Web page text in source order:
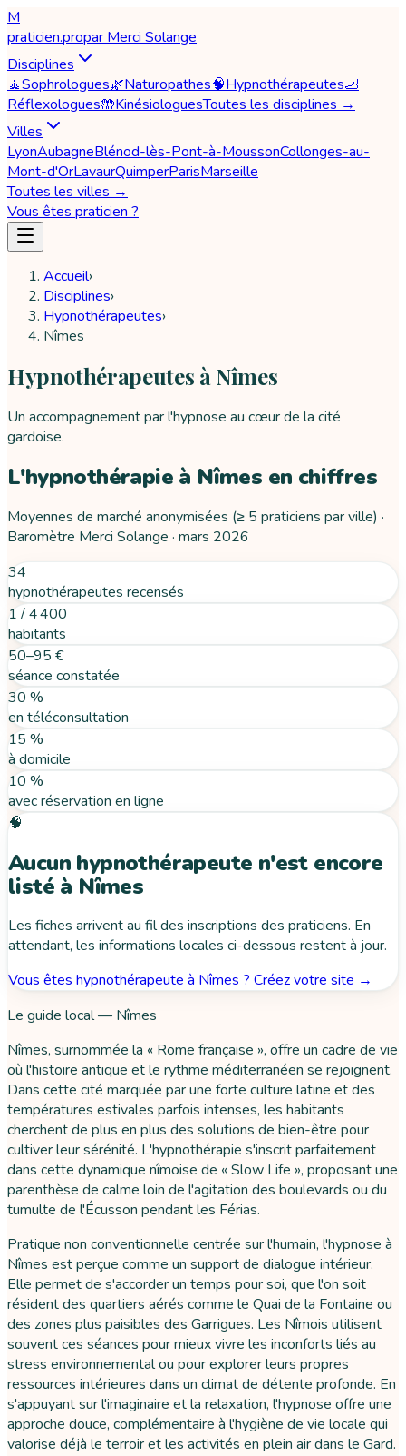
M
praticien.propar Merci Solange
Disciplines
🧘Sophrologues🌿Naturopathes🧠Hypnothérapeutes🦶
Réflexologues🤲KinésiologuesToutes les disciplines →
Villes
LyonAubagneBlénod-lès-Pont-à-MoussonCollonges-au-
Mont-d'OrLavaurQuimperParisMarseille
Toutes les villes →
Vous êtes praticien ?
Accueil›
Disciplines›
Hypnothérapeutes›
Nîmes
Hypnothérapeutes à Nîmes
Un accompagnement par l'hypnose au cœur de la cité
gardoise.
L'hypnothérapie à Nîmes en chiffres
Moyennes de marché anonymisées (≥ 5 praticiens par ville) ·
Baromètre Merci Solange · mars 2026
34
hypnothérapeutes recensés
1 / 4 400
habitants
50–95 €
séance constatée
30 %
en téléconsultation
15 %
à domicile
10 %
avec réservation en ligne
🧠
Aucun hypnothérapeute n'est encore
listé à Nîmes
Les fiches arrivent au fil des inscriptions des praticiens. En
attendant, les informations locales ci-dessous restent à jour.
Vous êtes hypnothérapeute à Nîmes ? Créez votre site →
Le guide local — Nîmes
Nîmes, surnommée la « Rome française », offre un cadre de vie
où l'histoire antique et le rythme méditerranéen se rejoignent.
Dans cette cité marquée par une forte culture latine et des
températures estivales parfois intenses, les habitants
cherchent de plus en plus des solutions de bien-être pour
cultiver leur sérénité. L'hypnothérapie s'inscrit parfaitement
dans cette dynamique nîmoise de « Slow Life », proposant une
parenthèse de calme loin de l'agitation des boulevards ou du
tumulte de l'Écusson pendant les Férias.
Pratique non conventionnelle centrée sur l'humain, l'hypnose à
Nîmes est perçue comme un support de dialogue intérieur.
Elle permet de s'accorder un temps pour soi, que l'on soit
résident des quartiers aérés comme le Quai de la Fontaine ou
des zones plus paisibles des Garrigues. Les Nîmois utilisent
souvent ces séances pour mieux vivre les inconforts liés au
stress environnemental ou pour explorer leurs propres
ressources intérieures dans un climat de détente profonde. En
s'appuyant sur l'imaginaire et la relaxation, l'hypnose offre une
approche douce, complémentaire à l'hygiène de vie locale qui
valorise déjà le terroir et les activités en plein air dans le Gard.